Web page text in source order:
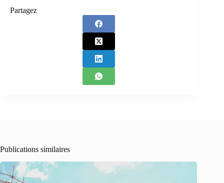
Partagez
Publications similaires